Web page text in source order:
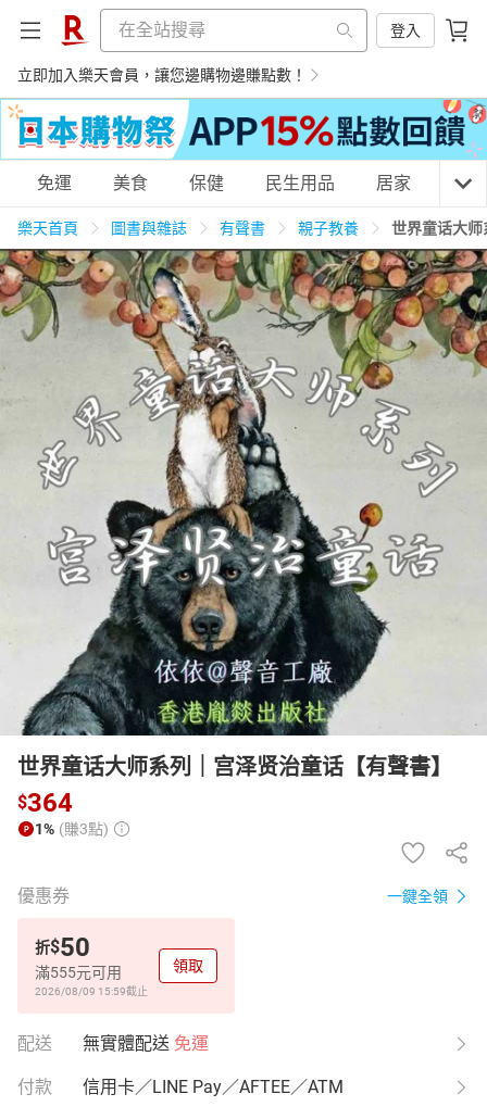
登入
立即加入樂天會員，讓您邊購物邊賺點數！
購物網分類
天天免運 美食蛋糕 養生保健 民生用品
3C家電 運動休閒 親子玩具
女裝 男裝 化妝保養 情趣用品
日本購物 電子/紙本書
HOT
免運 美食 保健 民生用品 居家 3C
樂天首頁 圖書與雜誌 有聲書 親子教養 世界童话大
世界童话大师系列｜宫泽贤治童话【有聲書】
$364
1% (賺3點)
優惠券 一鍵全領
折$50
滿555元可用
2026/08/09 15:59截止
領取
配送 無實體配送 免運
付款 信用卡／LINE Pay／AFTEE／ATM